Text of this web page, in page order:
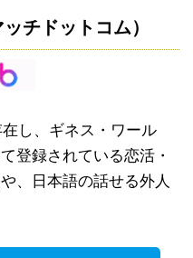
チドットコム）
し、ギネス・ワール
登録されている恋活・
、日本語の話せる外人